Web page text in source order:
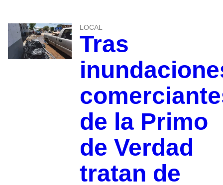
LOCAL
Tras
de la Primo
de Verdad
tratan de